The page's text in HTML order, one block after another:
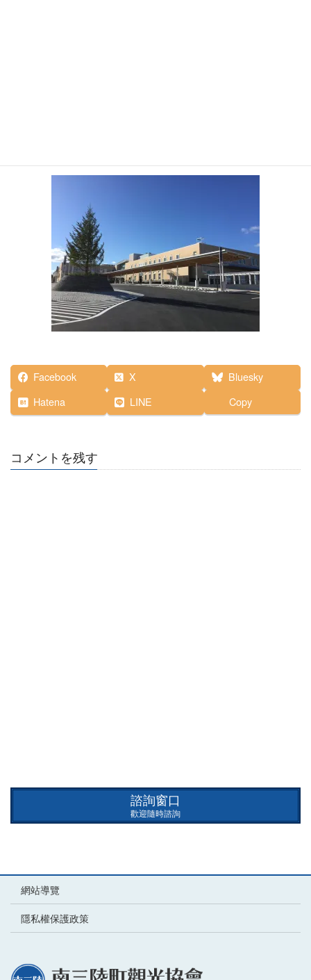
Facebook X
Bluesky
Hatena
LINE Copy
コメントを残す
諮詢窗口
歡迎隨時諮詢
網站導覽
隱私權保護政策